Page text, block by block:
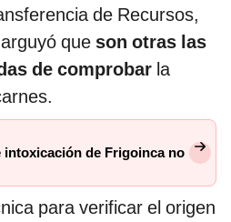
de Recursos,
que son otras las
de comprobar la
intoxicación de Frigoinca no
para verificar el origen